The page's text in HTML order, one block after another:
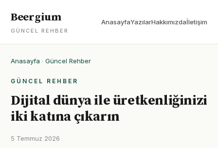
Beergium
GÜNCEL REHBER
AnasayfaYazılarHakkımızdaİletişim
Anasayfa · Güncel Rehber
GÜNCEL REHBER
Dijital dünya ile üretkenliğinizi
iki katına çıkarın
5 Temmuz 2026